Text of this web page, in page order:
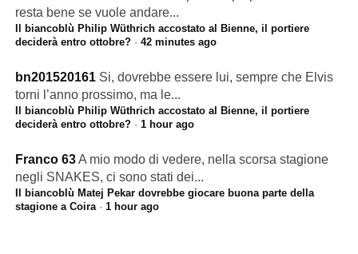
resta bene se vuole andare...
Il biancoblù Philip Wüthrich accostato al Bienne, il portiere
deciderà entro ottobre?· 42 minutes ago
bn201520161 Si, dovrebbe essere lui, sempre che Elvis
torni l’anno prossimo, ma le...
Il biancoblù Philip Wüthrich accostato al Bienne, il portiere
deciderà entro ottobre?· 1 hour ago
Franco 63A mio modo di vedere, nella scorsa stagione
negli SNAKES, ci sono stati dei...
Il biancoblù Matej Pekar dovrebbe giocare buona parte della
stagione a Coira· 1 hour ago